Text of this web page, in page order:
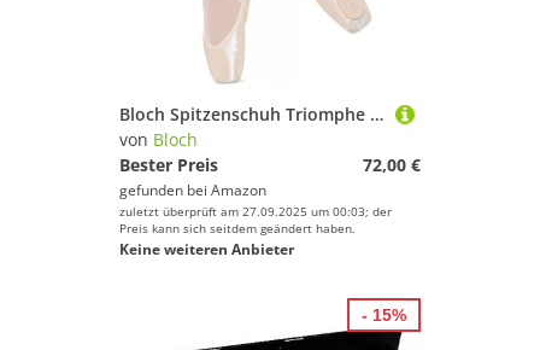
Bloch Spitzenschuh Triomphe Gr. 5 C - Fischhaken - 1 Stück - 1760296031
von Bloch
Bester Preis
72,00 €
gefunden bei Amazon
zuletzt überprüft am 27.09.2025 um 00:03; der
Preis kann sich seitdem geändert haben.
Keine weiteren Anbieter
- 15%